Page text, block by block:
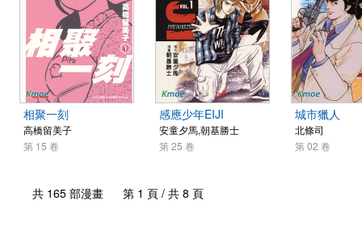
相聚一刻
高橋留美子
第 15 卷
感應少年EIJI
安童夕馬,朝基勝士
第 25 卷
城市獵人
北條司
第 02 卷
共 165 部漫畫 第 1 頁 / 共 8 頁